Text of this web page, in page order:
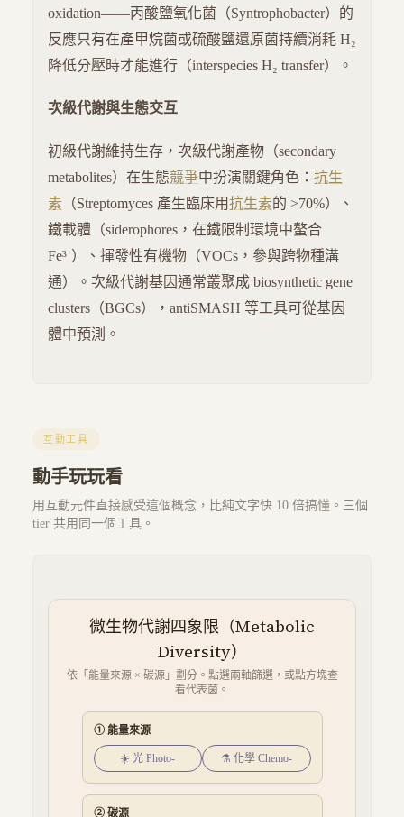
oxidation——丙酸鹽氧化菌（Syntrophobacter）的
反應只有在產甲烷菌或硫酸鹽還原菌持續消耗 H₂
降低分壓時才能進行（interspecies H₂ transfer）。
次級代謝與生態交互
初級代謝維持生存，次級代謝產物（secondary
metabolites）在生態競爭中扮演關鍵角色： 抗生
素 （Streptomyces 產生臨床用抗生素的 >70%）、
鐵載體（siderophores，在鐵限制環境中螯合
Fe³⁺）、揮發性有機物（VOCs，參與跨物種溝
通）。次級代謝基因通常叢聚成 biosynthetic gene
clusters（BGCs），antiSMASH 等工具可從基因
體中預測。
互動工具
動手玩玩看
用互動元件直接感受這個概念，比純文字快 10 倍搞懂。三個
tier 共用同一個工具。
微生物代謝四象限（Metabolic
Diversity）
依「能量來源 × 碳源」劃分。點選兩軸篩選，或點方塊查
看代表菌。
① 能量來源
☀️ 光 Photo- ⚗️ 化學 Chemo-
② 碳源